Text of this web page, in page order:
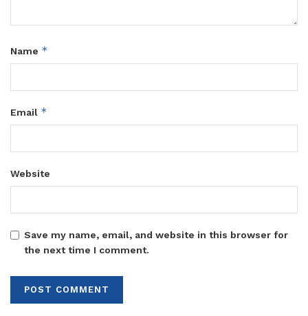
Name *
Email *
Website
Save my name, email, and website in this browser for
the next time I comment.